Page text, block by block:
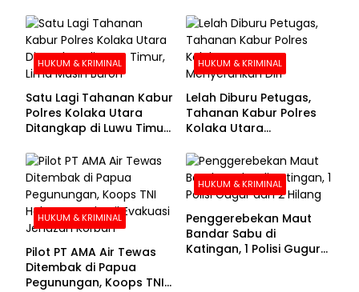
HUKUM & KRIMINAL
Satu Lagi Tahanan Kabur
Polres Kolaka Utara
Ditangkap di Luwu Timur,
HUKUM & KRIMINAL
Lelah Diburu Petugas,
Tahanan Kabur Polres
Kolaka Utara
HUKUM & KRIMINAL
Pilot PT AMA Air Tewas
Ditembak di Papua
Pegunungan, Koops TNI
HUKUM & KRIMINAL
Penggerebekan Maut
Bandar Sabu di
Katingan, 1 Polisi Gugur